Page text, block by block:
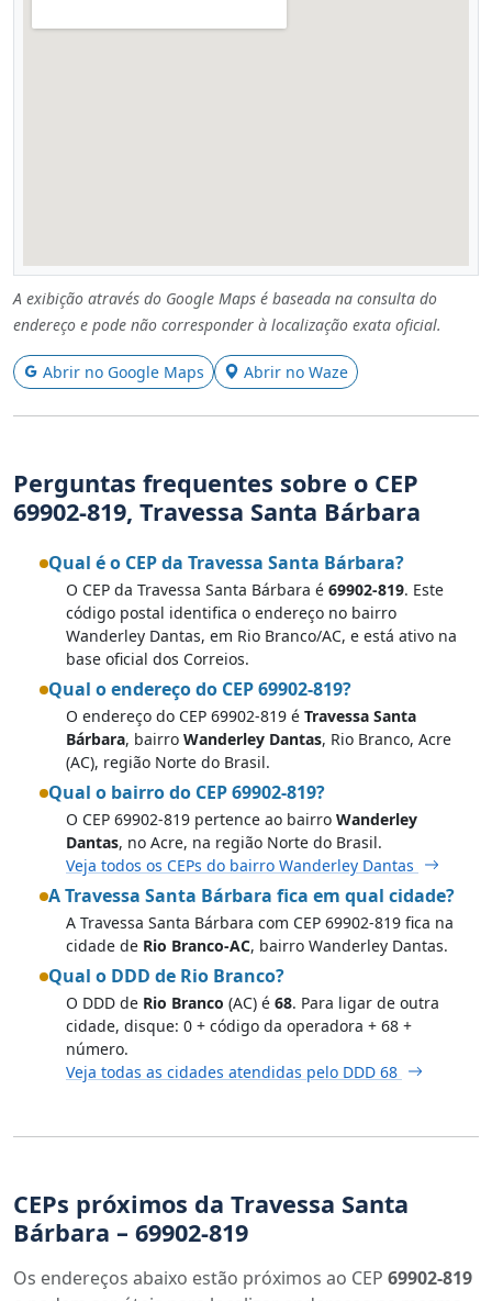
A exibição através do Google Maps é baseada na consulta do
endereço e pode não corresponder à localização exata oficial.
Abrir no Google Maps Abrir no Waze
Perguntas frequentes sobre o CEP
69902-819, Travessa Santa Bárbara
Qual é o CEP da Travessa Santa Bárbara?
O CEP da Travessa Santa Bárbara é 69902-819. Este
código postal identifica o endereço no bairro
Wanderley Dantas, em Rio Branco/AC, e está ativo na
base oficial dos Correios.
Qual o endereço do CEP 69902-819?
O endereço do CEP 69902-819 é Travessa Santa
Bárbara, bairro Wanderley Dantas, Rio Branco, Acre
(AC), região Norte do Brasil.
Qual o bairro do CEP 69902-819?
O CEP 69902-819 pertence ao bairro Wanderley
Dantas, no Acre, na região Norte do Brasil.
Veja todos os CEPs do bairro Wanderley Dantas
A Travessa Santa Bárbara fica em qual cidade?
A Travessa Santa Bárbara com CEP 69902-819 fica na
cidade de Rio Branco-AC, bairro Wanderley Dantas.
Qual o DDD de Rio Branco?
O DDD de Rio Branco (AC) é 68. Para ligar de outra
cidade, disque: 0 + código da operadora + 68 +
número.
Veja todas as cidades atendidas pelo DDD 68
CEPs próximos da Travessa Santa
Bárbara – 69902-819
Os endereços abaixo estão próximos ao CEP 69902-819